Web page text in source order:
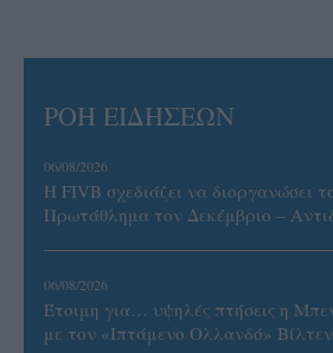
ΡΟΗ ΕΙΔΗΣΕΩΝ
06/08/2026
Η FIVB σχεδιάζει να διοργανώσει
Πρωτάθλημα τον Δεκέμβριο –
06/08/2026
Έτοιμη για… υψηλές πτήσεις η
με τον «Ιπτάμενο Ολλανδό»